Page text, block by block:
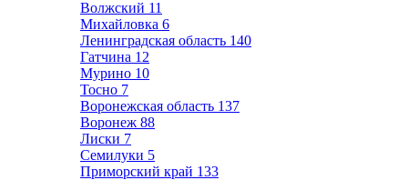
Волжский 11
Михайловка 6
Ленинградская область 140
Гатчина 12
Мурино 10
Тосно 7
Воронежская область 137
Воронеж 88
Лиски 7
Семилуки 5
Приморский край 133